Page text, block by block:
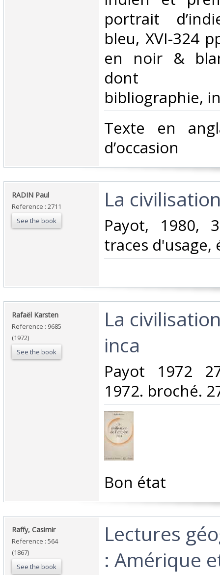
portrait
bleu, XVI-324
en noir &
dont
bibliographie,
‎Texte en
d’occasion ‎
‎RADIN Paul‎
Reference : 2711
See the book
‎La
‎Payot, 1980,
traces d'usage,
‎Rafaël Karsten‎
Reference : 9685
(1972)
See the book
‎La
inca‎
‎Payot 1972
1972. broché.
‎Bon état‎
‎Raffy, Casimir‎
Reference : 564
(1867)
See the book
‎Lectures
: Amérique